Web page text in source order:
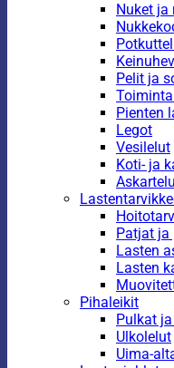
Nuket ja
Pelit ja
Pienten
Legot
Vesilelut
Koti- ja
Askartelu
Patjat ja
Lasten
Lasten
Pihaleikit
Pulkat
Ulkolelut
Uima-